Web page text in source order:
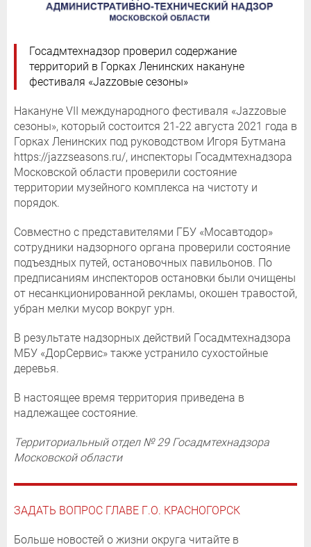
Госадмтехнадзор проверил содержание
территорий в Горках Ленинских накануне
фестиваля «Jazzовые сезоны»
Накануне VII международного фестиваля «Jazzовые
сезоны», который состоится 21-22 августа 2021 года в
Горках Ленинских под руководством Игоря Бутмана
https://jazzseasons.ru/, инспекторы Госадмтехнадзора
Московской области проверили состояние
территории музейного комплекса на чистоту и
порядок.
Совместно с представителями ГБУ «Мосавтодор»
сотрудники надзорного органа проверили состояние
подъездных путей, остановочных павильонов. По
предписаниям инспекторов остановки были очищены
от несанкционированной рекламы, окошен травостой,
убран мелки мусор вокруг урн.
В результате надзорных действий Госадмтехнадзора
МБУ «ДорСервис» также устранило сухостойные
деревья.
В настоящее время территория приведена в
надлежащее состояние.
Территориальный отдел № 29 Госадмтехнадзора
Московской области
ЗАДАТЬ ВОПРОС ГЛАВЕ Г.О. КРАСНОГОРСК
Больше новостей о жизни округа читайте в